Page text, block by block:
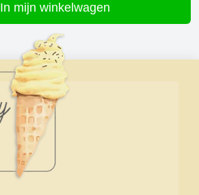
In mijn winkelwagen